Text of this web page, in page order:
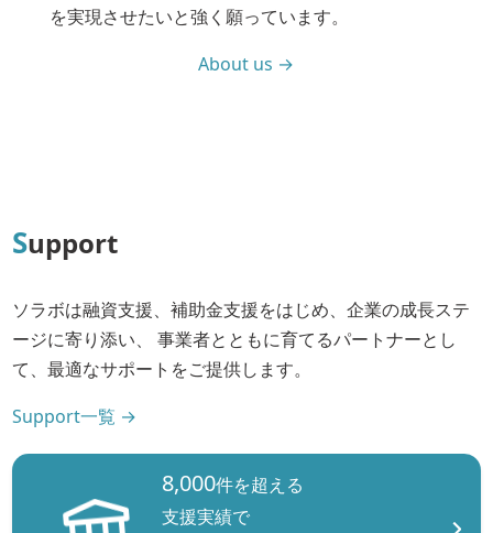
を実現させたいと強く願っています。
About us →
Support
ソラボは融資支援、補助金支援をはじめ、企業の成長ステ
ージに寄り添い、 事業者とともに育てるパートナーとし
て、最適なサポートをご提供します。
Support一覧 →
8,000件を超える
支援実績で